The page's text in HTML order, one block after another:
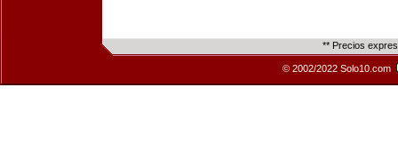
** Precios
© 2002/2022 Solo10.com